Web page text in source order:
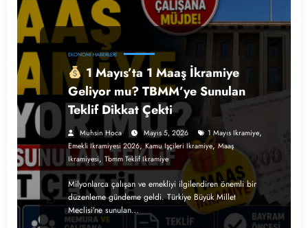
EKONOMI HABERLERI
1 Mayıs’ta 1 Maaş İkramiye
Geliyor mu? TBMM’ye Sunulan
Teklif Dikkat Çekti
Muhsin Hoca Mayıs 5, 2026 1 Mayıs Ikramiye,
Emekli Ikramiyesi 2026,Kamu Işçileri Ikramiye,Maaş
Ikramiyesi, Tbmm Teklif Ikramiye
Milyonlarca çalışan ve emekliyi ilgilendiren önemli bir
düzenleme gündeme geldi. Türkiye Büyük Millet
Meclisi’ne sunulan…